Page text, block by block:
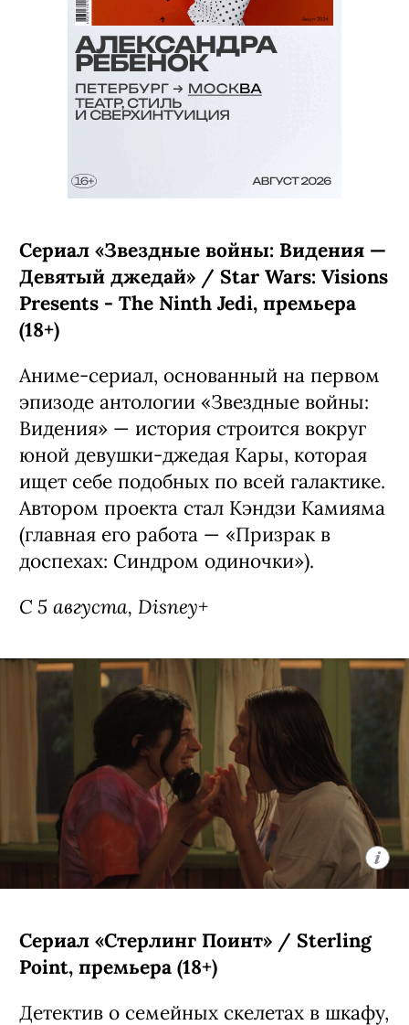
Сериал «Звездные войны: Видения —
Девятый джедай» / Star Wars: Visions
Presents - The Ninth Jedi, премьера
(18+)
Аниме-сериал, основанный на первом
эпизоде антологии «Звездные войны:
Видения» — история строится вокруг
юной девушки-джедая Кары, которая
ищет себе подобных по всей галактике.
Автором проекта стал Кэндзи Камияма
(главная его работа — «Призрак в
доспехах: Синдром одиночки»).
С 5 августа, Disney+
Сериал «Стерлинг Поинт» / Sterling
Point, премьера (18+)
Детектив о семейных скелетах в шкафу,